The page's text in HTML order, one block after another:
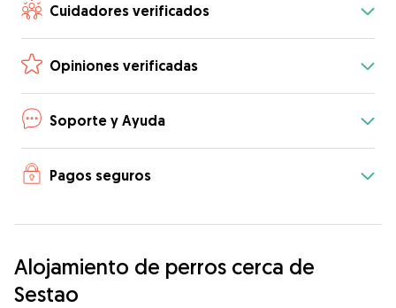
Cuidadores verificados
Opiniones verificadas
Soporte y Ayuda
Pagos seguros
Alojamiento de perros cerca de
Sestao